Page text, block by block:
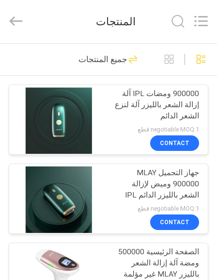
الصفحة
الرئيسية
منتجات
معلومات
جولة
المعمل
مراقبة
الجودة
Limited.
Reserved.
ملمع الشفاه الخاص
33
ملمع شفاه غير لامع
24
12
المنتجات
جميع المنتجات
900000 ومضات IPL آلة
إزالة الشعر بالليزر آلة لنزع
الشعر الدائم
negotiable MOQ:1 قطع
CONTACT
جهاز التجميل MLAY
900000 وميض لإزالة
الشعر بالليزر الدائم IPL
negotiable MOQ:1 قطع
CONTACT
الصفحة الرئيسية 500000
ومضة آلة إزالة الشعر
بالليزر MLAY غير مؤلمة